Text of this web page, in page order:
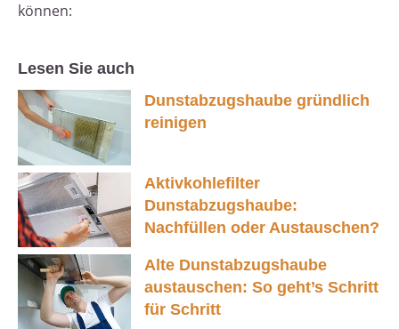
können:
Lesen Sie auch
Dunstabzugshaube gründlich
reinigen
Aktivkohlefilter
Dunstabzugshaube:
Nachfüllen oder Austauschen?
Alte Dunstabzugshaube
austauschen: So geht’s Schritt
für Schritt